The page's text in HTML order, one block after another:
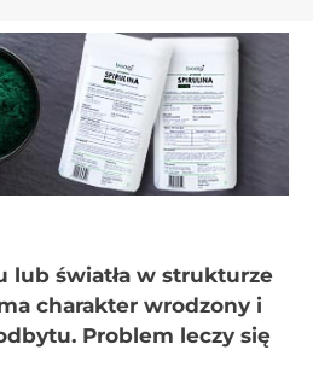
lub światła w strukturze
charakter wrodzony i
Problem leczy się